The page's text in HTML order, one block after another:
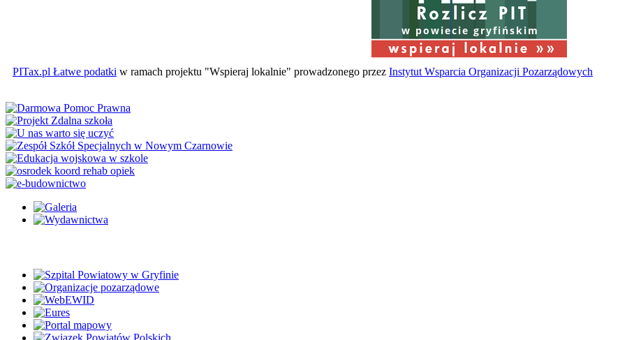
w powiecie gryfińskim
PITax.pl Łatwe podatki w ramach projektu "Wspieraj lokalnie" prowadzonego przez Instytut Wsparcia Organizacji Pozarządowych